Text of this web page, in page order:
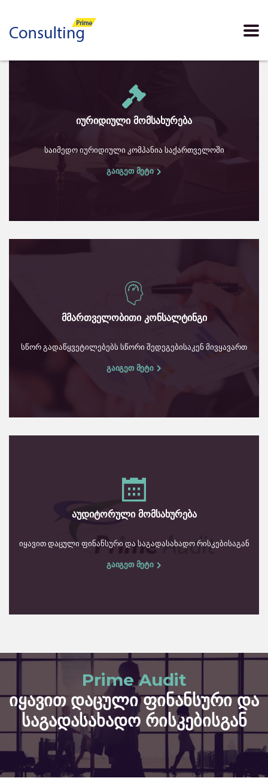
იურიდიული მომსახურება
საიმედო იურიდიული კომპანია საქართველოში
გაიგეთ მეტი
მმართველობითი კონსალტინგი
სწორ გადაწყვეტილებებს სწორი შედეგებისაკენ მივყავართ
გაიგეთ მეტი
აუდიტორული მომსახურება
იყავით დაცული ფინანსური და საგადასახადო რისკებისაგან
გაიგეთ მეტი
Prime Audit
იყავით დაცული ფინანსური და
საგადასახადო რისკებისგან